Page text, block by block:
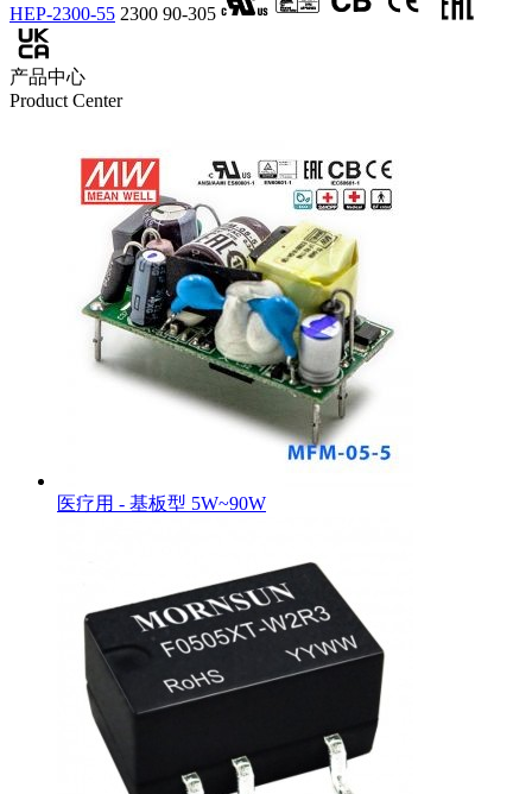
HEP-2300-55 2300 90-305
产品中心
Product Center
医疗用 - 基板型 5W~90W